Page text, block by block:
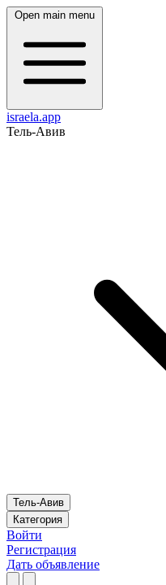
Open main menu
israela.app
Тель-Авив
Тель-Авив
Категория
Войти
Регистрация
Дать объявление